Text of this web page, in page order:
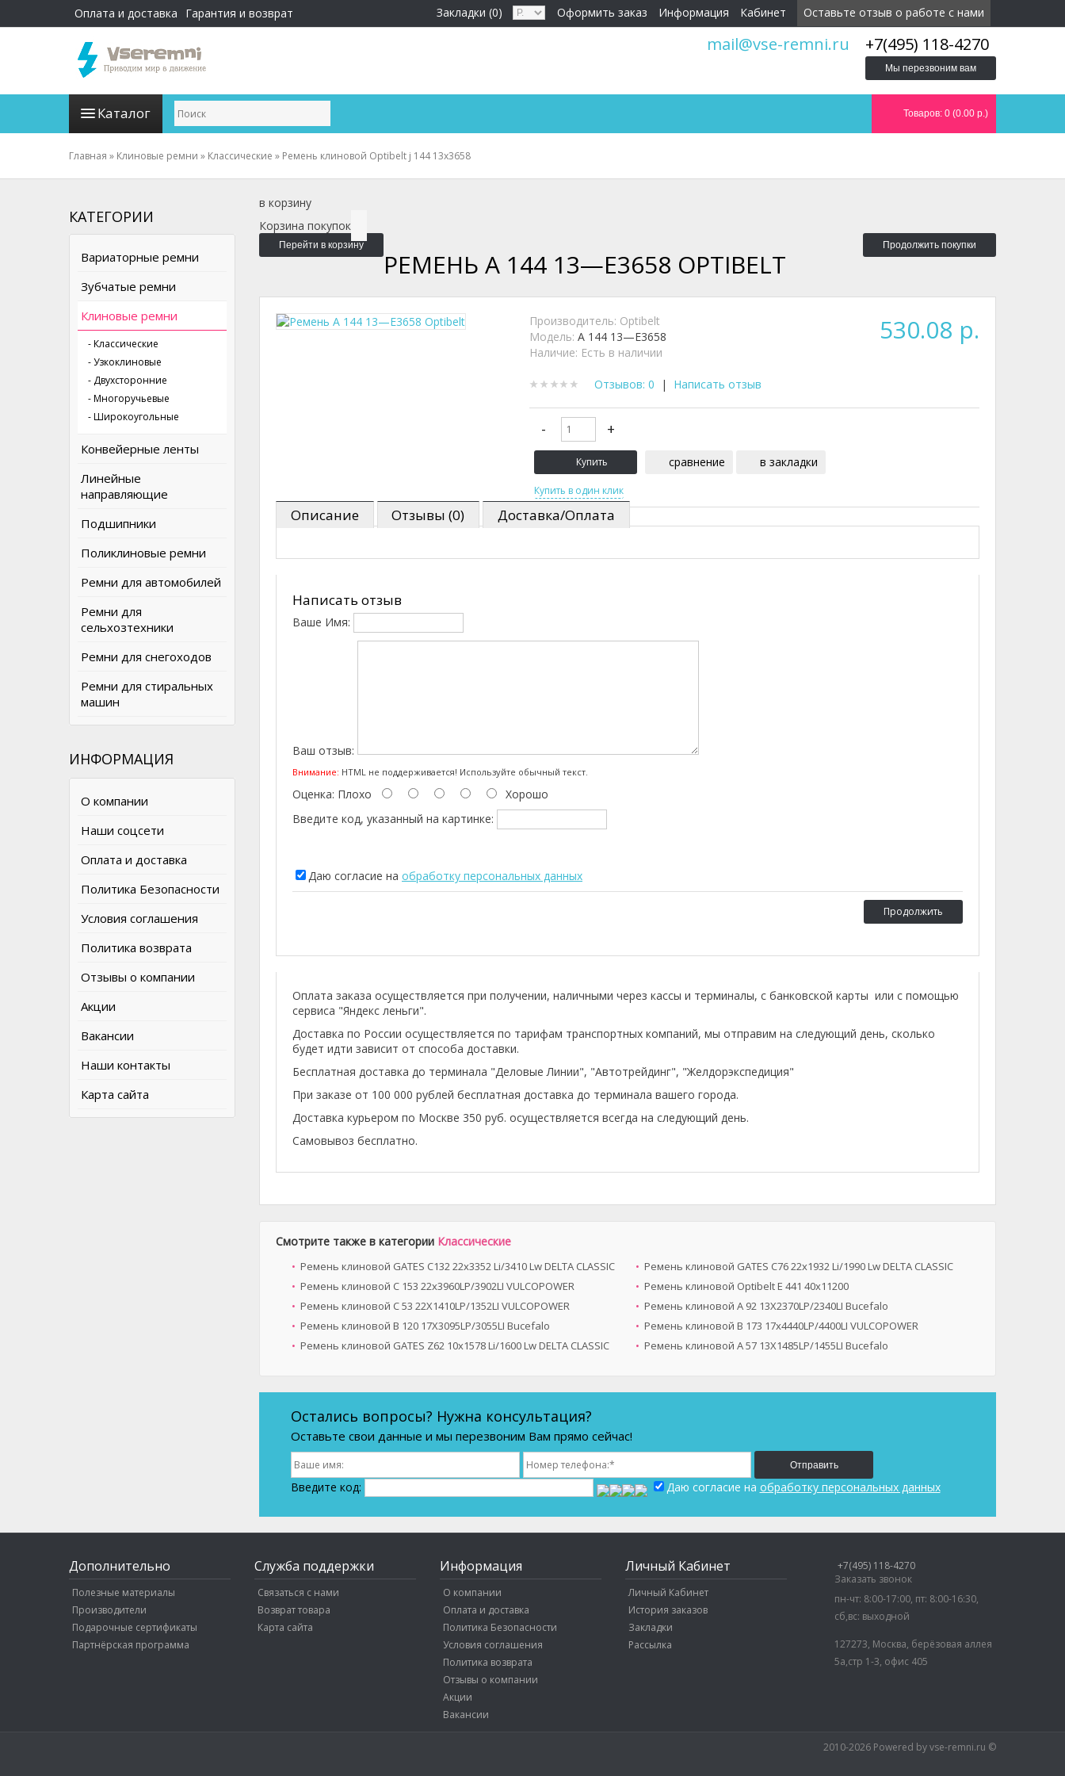
Оплата и доставка Гарантия и возврат Оставьте отзыв о работе с нами
Кабинет
Информация
Оформить заказ
Закладки (0)
+7(495) 118-4270
Мы перезвоним вам
mail@vse-remni.ru
Каталог Товаров: 0 (0.00 р.)
Главная » Клиновые ремни » Классические » Ремень клиновой Optibelt ј 144 13х3658
КАТЕГОРИИ
Вариаторные ремни
Зубчатые ремни
Клиновые ремни
- Классические
- Узкоклиновые
- Двухсторонние
- Многоручьевые
- Широкоугольные
Конвейерные ленты
Линейные
направляющие
Подшипники
Поликлиновые ремни
Ремни для автомобилей
Ремни для
сельхозтехники
Ремни для снегоходов
Ремни для стиральных
машин
ИНФОРМАЦИЯ
О компании
Наши соцсети
Оплата и доставка
Политика Безопасности
Условия соглашения
Политика возврата
Отзывы о компании
Акции
Вакансии
Наши контакты
Карта сайта
в корзину
Корзина покупок
Перейти в корзину Продолжить покупки
РЕМЕНЬ A 144 13—Е3658 OPTIBELT
530.08 р.
Производитель: Optibelt
Модель: A 144 13—Е3658
Наличие: Есть в наличии
Отзывов: 0 | Написать отзыв
сравнение в закладки
Описание Отзывы (0) Доставка/Оплата
Написать отзыв
Ваше Имя:
Ваш отзыв:
Внимание: HTML не поддерживается! Используйте обычный текст.
Оценка: Плохо
Хорошо
Введите код, указанный на картинке:
Даю согласие на обработку персональных данных
Продолжить
Оплата заказа осуществляется при получении, наличными через кассы и терминалы, с банковской карты или с помощью
сервиса "Яндекс леньги".
Доставка по России осуществляется по тарифам транспортных компаний, мы отправим на следующий день, сколько
будет идти зависит от способа доставки.
Бесплатная доставка до терминала "Деловые Линии", "Автотрейдинг", "Желдорэкспедиция"
При заказе от 100 000 рублей бесплатная доставка до терминала вашего города.
Доставка курьером по Москве 350 руб. осуществляется всегда на следующий день.
Самовывоз бесплатно.
Смотрите также в категории Классические
Ремень клиновой GATES C132 22x3352 Li/3410 Lw DELTA CLASSIC
Ремень клиновой GATES C76 22x1932 Li/1990 Lw DELTA CLASSIC
Ремень клиновой C 153 22x3960LP/3902LI VULCOPOWER
Ремень клиновой Optibelt E 441 40х11200
Ремень клиновой C 53 22X1410LP/1352LI VULCOPOWER
Ремень клиновой A 92 13X2370LP/2340LI Bucefalo
Ремень клиновой B 120 17X3095LP/3055LI Bucefalo
Ремень клиновой B 173 17x4440LP/4400LI VULCOPOWER
Ремень клиновой GATES Z62 10x1578 Li/1600 Lw DELTA CLASSIC
Ремень клиновой A 57 13X1485LP/1455LI Bucefalo
Остались вопросы? Нужна консультация?
Оставьте свои данные и мы перезвоним Вам прямо сейчас!
Отправить
Введите код: Даю согласие на обработку персональных данных
Дополнительно
Полезные материалы
Производители
Подарочные сертификаты
Партнёрская программа
Служба поддержки
Связаться с нами
Возврат товара
Карта сайта
Информация
О компании
Оплата и доставка
Политика Безопасности
Условия соглашения
Политика возврата
Отзывы о компании
Акции
Вакансии
Личный Кабинет
Личный Кабинет
История заказов
Закладки
Рассылка
+7(495) 118-4270
Заказать звонок
пн-чт: 8:00-17:00, пт: 8:00-16:30,
сб,вс: выходной
127273, Москва, берёзовая аллея
5а,стр 1-3, офис 405
2010-2026 Powered by vse-remni.ru ©